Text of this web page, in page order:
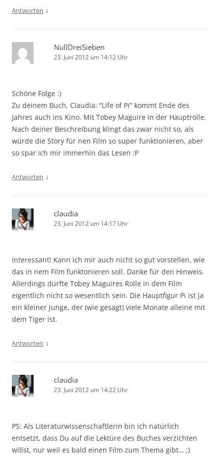
Antworten ↓
NullDreiSieben
23. Juni 2012 um 14:12 Uhr
Schöne Folge :)
Zu deinem Buch, Claudia: “Life of Pi” kommt Ende des
Jahres auch ins Kino. Mit Tobey Maguire in der Hauptrolle.
Nach deiner Beschreibung klingt das zwar nicht so, als
würde die Story für nen Film so super funktionieren, aber
so spar ich mir immerhin das Lesen :P
Antworten ↓
claudia
23. Juni 2012 um 14:17 Uhr
Interessant! Kann ich mir auch nicht so gut vorstellen, wie
das in nem Film funktonieren soll. Danke für den Hinweis.
Allerdings dürfte Tobey Maguires Rolle in dem Film
eigentlich nicht so wesentlich sein. Die Hauptfigur Pi ist ja
ein kleiner Junge, der (wie gesagt) viele Monate alleine mit
dem Tiger ist.
Antworten ↓
claudia
23. Juni 2012 um 14:22 Uhr
PS: Als Literaturwissenschaftlerin bin ich natürlich
entsetzt, dass Du auf die Lektüre des Buches verzichten
willst, nur weil es bald einen Film zum Thema gibt… ;)